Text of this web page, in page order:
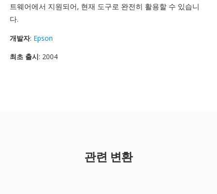
트웨어에서 지원되어, 현재 도구로 완전히 활용할 수 있습니
다.
개발자: Epson
최초 출시: 2004
관련 변환